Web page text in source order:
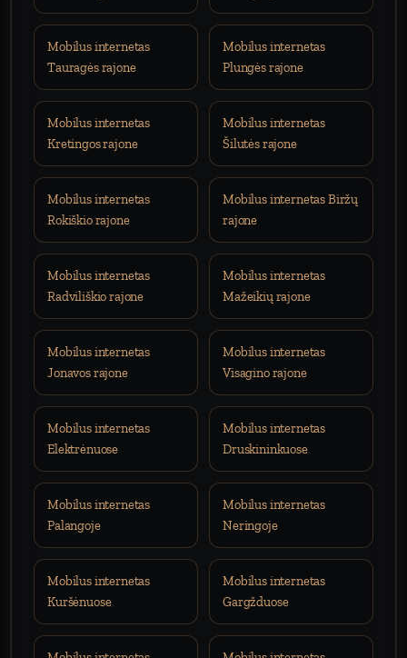
Mobilus internetas
Tauragės rajone
Mobilus internetas
Plungės rajone
Mobilus internetas
Kretingos rajone
Mobilus internetas
Šilutės rajone
Mobilus internetas
Rokiškio rajone
Mobilus internetas Biržų
rajone
Mobilus internetas
Radviliškio rajone
Mobilus internetas
Mažeikių rajone
Mobilus internetas
Jonavos rajone
Mobilus internetas
Visagino rajone
Mobilus internetas
Elektrėnuose
Mobilus internetas
Druskininkuose
Mobilus internetas
Palangoje
Mobilus internetas
Neringoje
Mobilus internetas
Kuršėnuose
Mobilus internetas
Gargžduose